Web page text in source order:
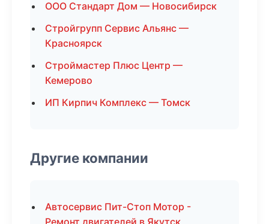
ООО Стандарт Дом — Новосибирск
Стройгрупп Сервис Альянс —
Красноярск
Строймастер Плюс Центр —
Кемерово
ИП Кирпич Комплекс — Томск
Другие компании
Автосервис Пит-Стоп Мотор -
Ремонт двигателей в Якутск